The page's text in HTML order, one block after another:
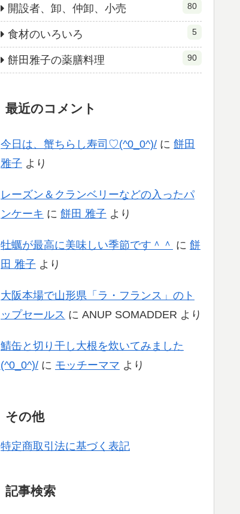
開設者、卸、仲卸、小売 80
食材のいろいろ 5
餅田雅子の薬膳料理 90
最近のコメント
今日は、蟹ちらし寿司♡(^0_0^)/ に 餅田
雅子 より
レーズン＆クランベリーなどの入ったパ
ンケーキ に 餅田 雅子 より
牡蠣が最高に美味しい季節です＾＾ に 餅
田 雅子 より
大阪本場で山形県「ラ・フランス」のト
ップセールス に ANUP SOMADDER より
鯖缶と切り干し大根を炊いてみました
(^0_0^)/ に モッチーママ より
その他
特定商取引法に基づく表記
記事検索